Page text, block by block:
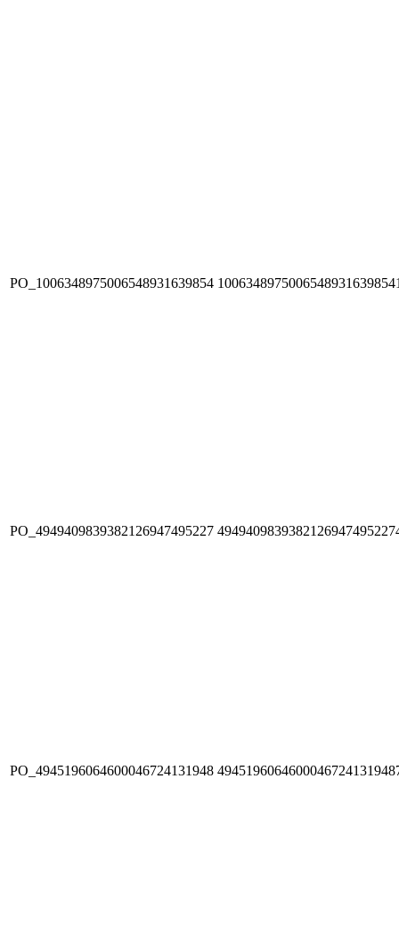
PO_1006348975006548931639854
PO_4949409839382126947495227
PO_4945196064600046724131948